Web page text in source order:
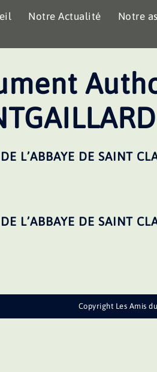
Notre Actualité Notre
L’ABBAYE DE SAINT
L’ABBAYE DE SAINT
Copyright Les Amis